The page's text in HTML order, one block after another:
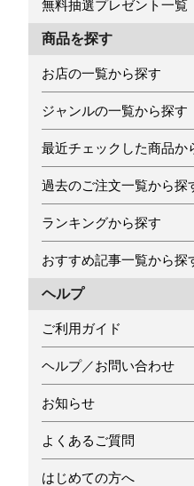
無料抽選プレゼント一覧
商品を探す
お店の一覧から探す
ジャンルの一覧から探す
最近チェックした商品か
過去のご注文一覧から探
ランキングから探す
おすすめ記事一覧から探
ヘルプ
ご利用ガイド
ヘルプ／お問い合わせ
お知らせ
よくあるご質問
はじめての方へ